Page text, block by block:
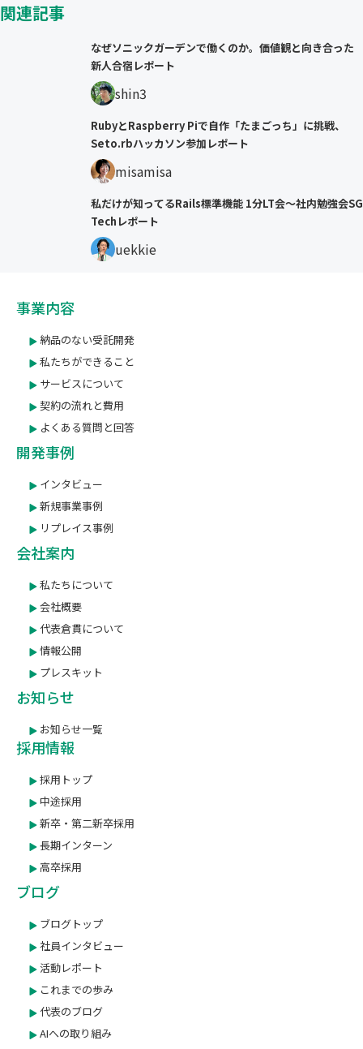
関連記事
なぜソニックガーデンで働くのか。価値観と向き合った
新人合宿レポート
shin3
RubyとRaspberry Piで自作「たまごっち」に挑戦、
Seto.rbハッカソン参加レポート
misamisa
私だけが知ってるRails標準機能 1分LT会〜社内勉強会SG
Techレポート
uekkie
事業内容
納品のない受託開発
私たちができること
サービスについて
契約の流れと費用
よくある質問と回答
開発事例
インタビュー
新規事業事例
リプレイス事例
会社案内
私たちについて
会社概要
代表倉貫について
情報公開
プレスキット
お知らせ
お知らせ一覧
採用情報
採用トップ
中途採用
新卒・第二新卒採用
長期インターン
高卒採用
ブログ
ブログトップ
社員インタビュー
活動レポート
これまでの歩み
代表のブログ
AIへの取り組み